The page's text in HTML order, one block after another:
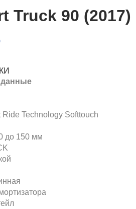
Truck 90 (2017)
Ride Technology Softtouch
до 150 мм